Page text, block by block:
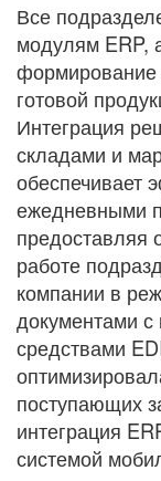
Все
модулям ERP,
формирование
готовой
Интеграция
складами и
обеспечивает
ежедневными
работе
компании в
документами с
средствами
поступающих
интеграция
системой